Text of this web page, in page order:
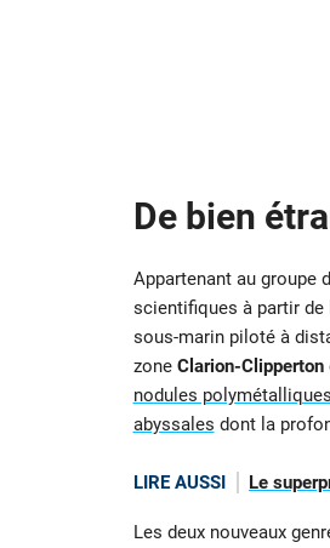
De bien
Appartenant au groupe
scientifiques à partir
sous-marin piloté à
zone Clarion-Clipperton
nodules polymétalliques
abyssales dont la
LIRE AUSSI Le
Les deux nouveaux